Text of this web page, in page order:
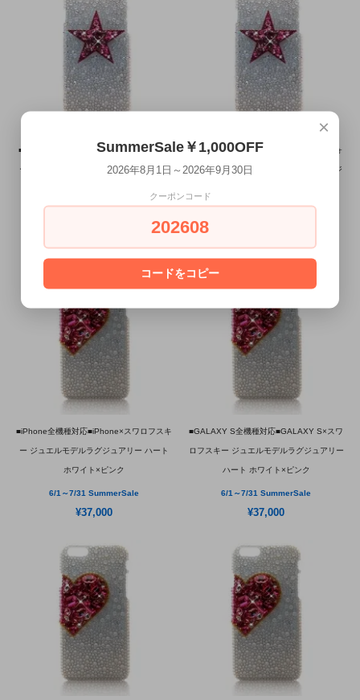
■Xperia全機種対応■Xperia×スワロフスキ
ー ジュエルモデルラグジュアリー スター
■スマートフォン全機種対応■スマートフォ
ン×スワロフスキー ジュエルモデルラグジ
■iPhone全機種対応■iPhone×スワロフスキ
ー ジュエルモデルラグジュアリー ハート
ホワイト×ピンク
6/1～7/31 SummerSale
¥37,000
■GALAXY S全機種対応■GALAXY S×スワ
ロフスキー ジュエルモデルラグジュアリー
ハート ホワイト×ピンク
6/1～7/31 SummerSale
¥37,000
×
SummerSale￥1,000OFF
2026年8月1日～2026年9月30日
クーポンコード
202608
コードをコピー